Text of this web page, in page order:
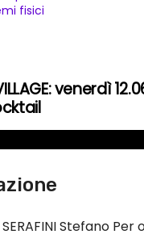
fisici
venerdì
Stefano